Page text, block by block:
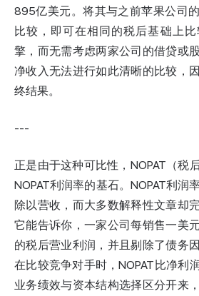
895亿美元。将其与之前苹果公司
比较，即可在相同的税后基础上
擎，而无需考虑两家公司的借贷或
净收入无法进行如此清晰的比较，
终结果。
---
正是由于这种可比性，NOPAT（税
NOPAT利润率的基石。NOPAT利润
除以营收，而大多数解释性文章却
它能告诉你，一家公司每销售一美
的税后营业利润，并且剔除了债务
在比较竞争对手时，NOPAT比净利
业务绩效与资本结构选择区分开来